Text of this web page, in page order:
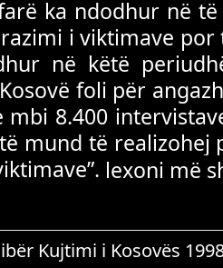
ka ndodhur në
i viktimave por
në këtë
foli për
mbi 8.400
mund të
lexoni më
Kujtimi i Kosovës